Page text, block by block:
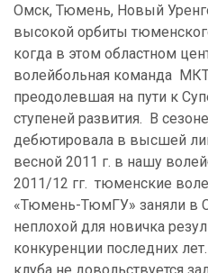
Омск, Тюмень, Новый
высокой орбиты
когда в этом областном
волейбольная команда МКТ
преодолевшая на пути к C
ступеней развития. В
дебютировала в высшей
весной 2011 г. в нашу
2011/12 гг. тюменские
«Тюмень-ТюмГУ» заняли в
неплохой для новичка
конкуренции последних